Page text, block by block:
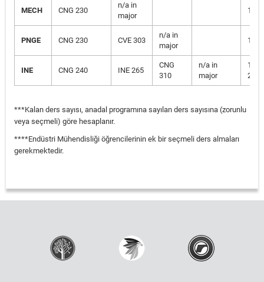
MECH CNG 230
n/a in
major
1
PNGE CNG 230 CVE 303
n/a in
major
1
INE CNG 240 INE 265
CNG
310
n/a in
major
1 RE
***Kalan ders sayısı, anadal programına sayılan ders sayısına (zorunlu
veya seçmeli) göre hesaplanır.
****Endüstri Mühendisliği öğrencilerinin ek bir seçmeli ders almaları
gerekmektedir.